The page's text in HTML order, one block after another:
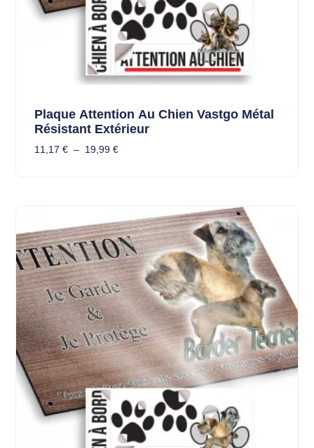
Plaque Attention Au Chien Vastgo Métal
Résistant Extérieur
11,17 € – 19,99 €